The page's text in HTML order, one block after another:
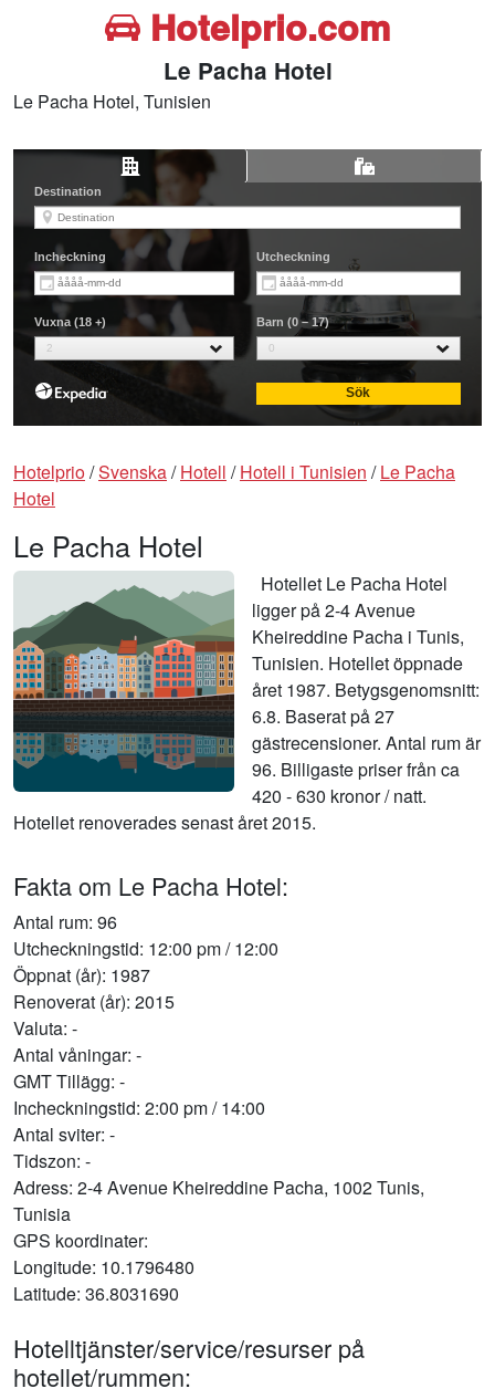
Hotelprio.com
Le Pacha Hotel
Le Pacha Hotel, Tunisien
Hotelprio/Svenska/Hotell /Hotell i Tunisien /Le Pacha
Hotel
Le Pacha Hotel
Hotellet Le Pacha Hotel
ligger på 2-4 Avenue
Kheireddine Pacha i Tunis,
Tunisien. Hotellet öppnade
året 1987. Betygsgenomsnitt:
6.8. Baserat på 27
gästrecensioner. Antal rum är
96. Billigaste priser från ca
420 - 630 kronor / natt.
Hotellet renoverades senast året 2015.
Fakta om Le Pacha Hotel:
Antal rum: 96
Utcheckningstid: 12:00 pm / 12:00
Öppnat (år): 1987
Renoverat (år): 2015
Valuta: -
Antal våningar: -
GMT Tillägg: -
Incheckningstid: 2:00 pm / 14:00
Antal sviter: -
Tidszon: -
Adress: 2-4 Avenue Kheireddine Pacha, 1002 Tunis,
Tunisia
GPS koordinater:
Longitude: 10.1796480
Latitude: 36.8031690
Hotelltjänster/service/resurser på
hotellet/rummen: